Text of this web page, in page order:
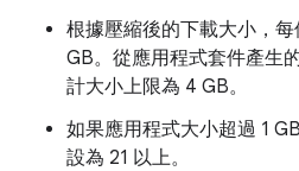
根據壓縮後的下載大小，每
GB。從應用程式套件產生
計大小上限為 4 GB。
如果應用程式大小超過 1
設為 21 以上。